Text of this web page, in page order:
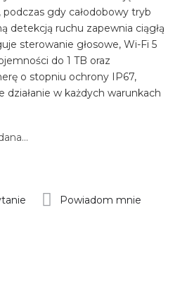
gdy całodobowy tryb
detekcją ruchu zapewnia ciągłą
sterowanie głosowe, Wi-Fi 5
do 1 TB oraz
o stopniu ochrony IP67,
działanie w każdych warunkach
Powiadom mnie